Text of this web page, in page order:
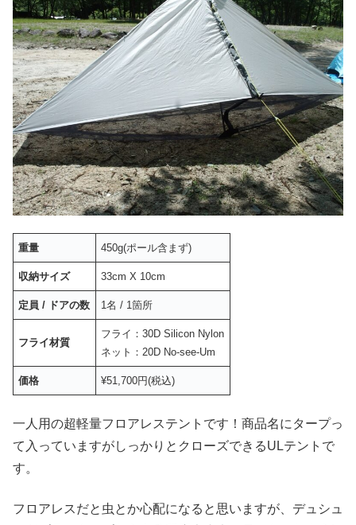
重量 450g(ポール含まず)
収納サイズ 33cm X 10cm
定員 / ドアの数 1名 / 1箇所
フライ材質
フライ：30D Silicon Nylon
ネット：20D No-see-Um
価格 ¥51,700円(税込)
一人用の超軽量フロアレステントです！商品名にタープっ
て入っていますがしっかりとクローズできるULテントで
す。
フロアレスだと虫とか心配になると思いますが、デュシュ